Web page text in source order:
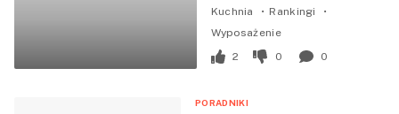
Kuchnia
Rankingi
Wyposażenie
2
0 0
PORADNIKI